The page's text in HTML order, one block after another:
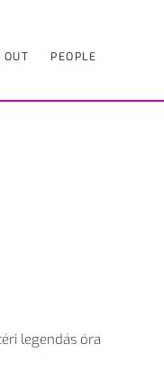
OUT PEOPLE
legendás óra